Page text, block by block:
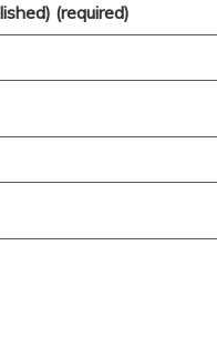
(required)